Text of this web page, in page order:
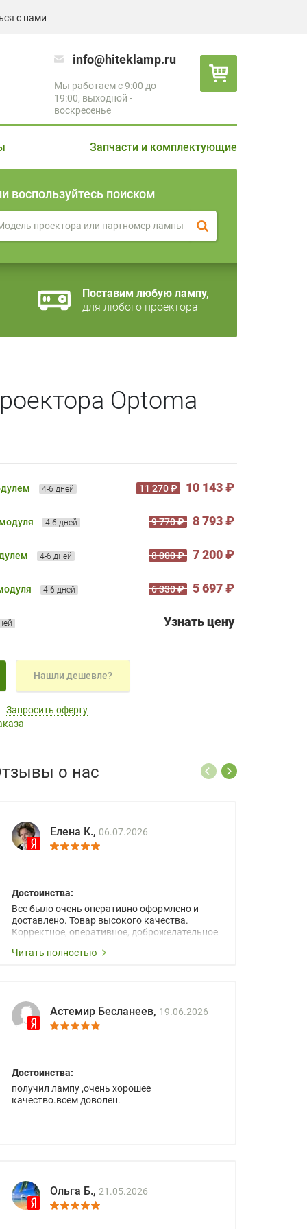
с нами
info@hiteklamp.ru
Мы работаем с 9:00 до
19:00, выходной -
воскресенье
Запчасти и комплектующие
воспользуйтесь поиском
Поставим любую лампу,
для любого проектора
Optoma
4-6 дней 11 270 ₽ 10 143 ₽
4-6 дней 9 770 ₽ 8 793 ₽
4-6 дней 8 000 ₽ 7 200 ₽
4-6 дней 6 330 ₽ 5 697 ₽
Узнать цену
Нашли дешевле?
Запросить оферту
о нас
Елена К., 06.07.2026
Достоинства:
Все было очень оперативно оформлено и
доставлено. Товар высокого качества.
Корректное, оперативное, доброжелательное
Читать полностью
Астемир Бесланеев, 19.06.2026
Достоинства:
получил лампу ,очень хорошее
качество.всем доволен.
Ольга Б., 21.05.2026